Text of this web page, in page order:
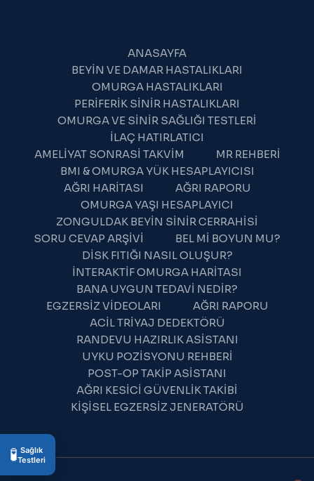
ANASAYFA
BEYIN VE DAMAR HASTALIKLARI
OMURGA HASTALIKLARI
PERIFERIK SINIR HASTALIKLARI
OMURGA VE SINIR SAĞLIĞI TESTLERI
İLAÇ HATIRLATICI
AMELIYAT SONRASI TAKVIM
MR REHBERI
BMI & OMURGA YÜK HESAPLAYICISI
AĞRI HARITASI
AĞRI RAPORU
OMURGA YAŞI HESAPLAYICI
ZONGULDAK BEYIN SINIR CERRAHISI
SORU CEVAP ARŞIVI
BEL MI BOYUN MU?
DISK FITIĞI NASIL OLUŞUR?
İNTERAKTIF OMURGA HARITASI
BANA UYGUN TEDAVI NEDIR?
EGZERSIZ VIDEOLARI
AĞRI RAPORU
ACIL TRIYAJ DEDEKTÖRÜ
RANDEVU HAZIRLIK ASISTANI
UYKU POZISYONU REHBERI
POST-OP TAKIP ASISTANI
AĞRI KESICI GÜVENLIK TAKIBI
KIŞISEL EGZERSIZ JENERATÖRÜ
🧪 Sağlık
Testleri